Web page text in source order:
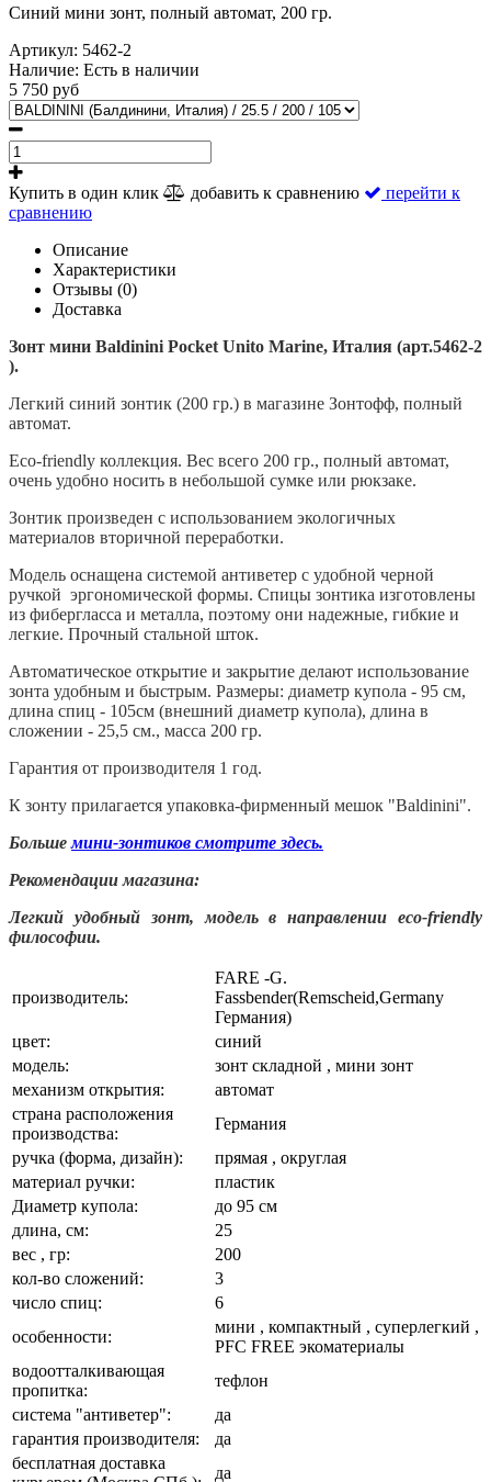
Синий мини зонт, полный автомат, 200 гр.
Артикул: 5462-2
Наличие: Есть в наличии
5 750 руб
Купить в один клик добавить к сравнению
перейти к
сравнению
Описание
Характеристики
Отзывы (0)
Доставка
Зонт мини Baldinini Pocket Unito Marine, Италия (арт.5462-2
).
Легкий синий зонтик (200 гр.) в магазине Зонтофф, полный
автомат.
Eco-friendly коллекция. Вес всего 200 гр., полный автомат,
очень удобно носить в небольшой сумке или рюкзаке.
Зонтик произведен с использованием экологичных
материалов вторичной переработки.
Модель оснащена системой антиветер с удобной черной
ручкой эргономической формы. Спицы зонтика изготовлены
из фибергласса и металла, поэтому они надежные, гибкие и
легкие. Прочный стальной шток.
Автоматическое открытие и закрытие делают использование
зонта удобным и быстрым. Размеры: диаметр купола - 95 см,
длина спиц - 105см (внешний диаметр купола), длина в
сложении - 25,5 см., масса 200 гр.
Гарантия от производителя 1 год.
К зонту прилагается упаковка-фирменный мешок "Baldinini".
Большемини-зонтиков смотрите здесь.
Рекомендации магазина:
Легкий удобный зонт, модель в направлении eco-friendly
философии.
производитель:
FARE -G.
Fassbender(Remscheid,Germany
Германия)
цвет:
синий
модель:
зонт складной , мини зонт
механизм открытия:
автомат
страна расположения
производства:
Германия
ручка (форма, дизайн):
прямая , округлая
материал ручки:
пластик
Диаметр купола:
до 95 см
длина, см:
25
вес , гр:
200
кол-во сложений:
3
число спиц:
6
особенности:
мини , компактный , суперлегкий ,
PFC FREE экоматериалы
водоотталкивающая
пропитка:
тефлон
система "антиветер":
да
гарантия производителя:
да
бесплатная доставка
да